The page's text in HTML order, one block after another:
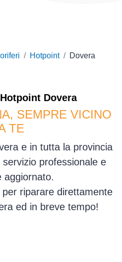
Hotpoint Dovera
HotpointDovera
SEMPRE VICINO
TE
e in tutta la provincia
professionale e
aggiornato.
riparare direttamente
ed in breve tempo!